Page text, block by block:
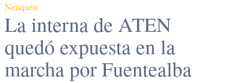
Neuquén
La interna de ATEN
quedó expuesta en la
marcha por Fuentealba